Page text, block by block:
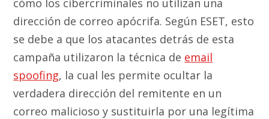
dirección de correo apócrifa. Según ESET, esto
se debe a que los atacantes detrás de esta
campaña utilizaron la técnica de email
spoofing, la cual les permite ocultar la
verdadera dirección del remitente en un
correo malicioso y sustituirla por una legítima